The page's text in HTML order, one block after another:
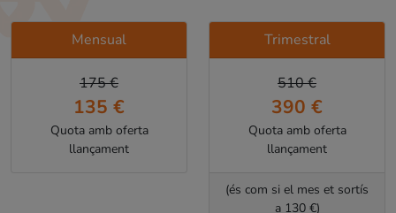
Mensual
175 €
135 €
Quota amb oferta
llançament
Trimestral
510 €
390 €
Quota amb oferta
llançament
(és com si el mes et sortís
a 130 €)